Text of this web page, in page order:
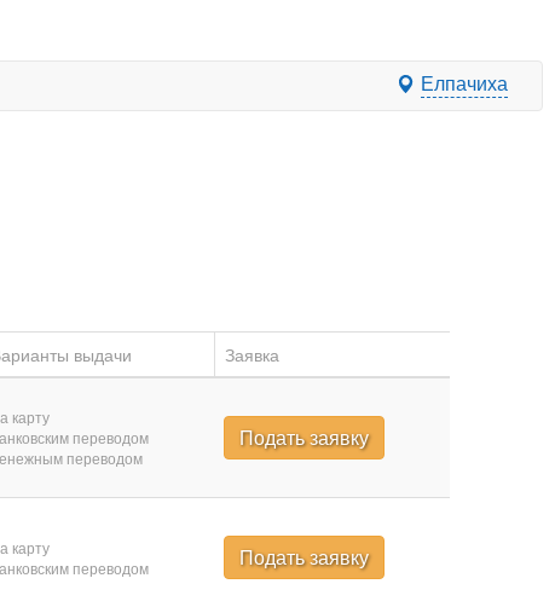
Елпачиха
выдачи Заявка
карту
переводом
переводом
Подать заявку
карту
переводом
Подать заявку